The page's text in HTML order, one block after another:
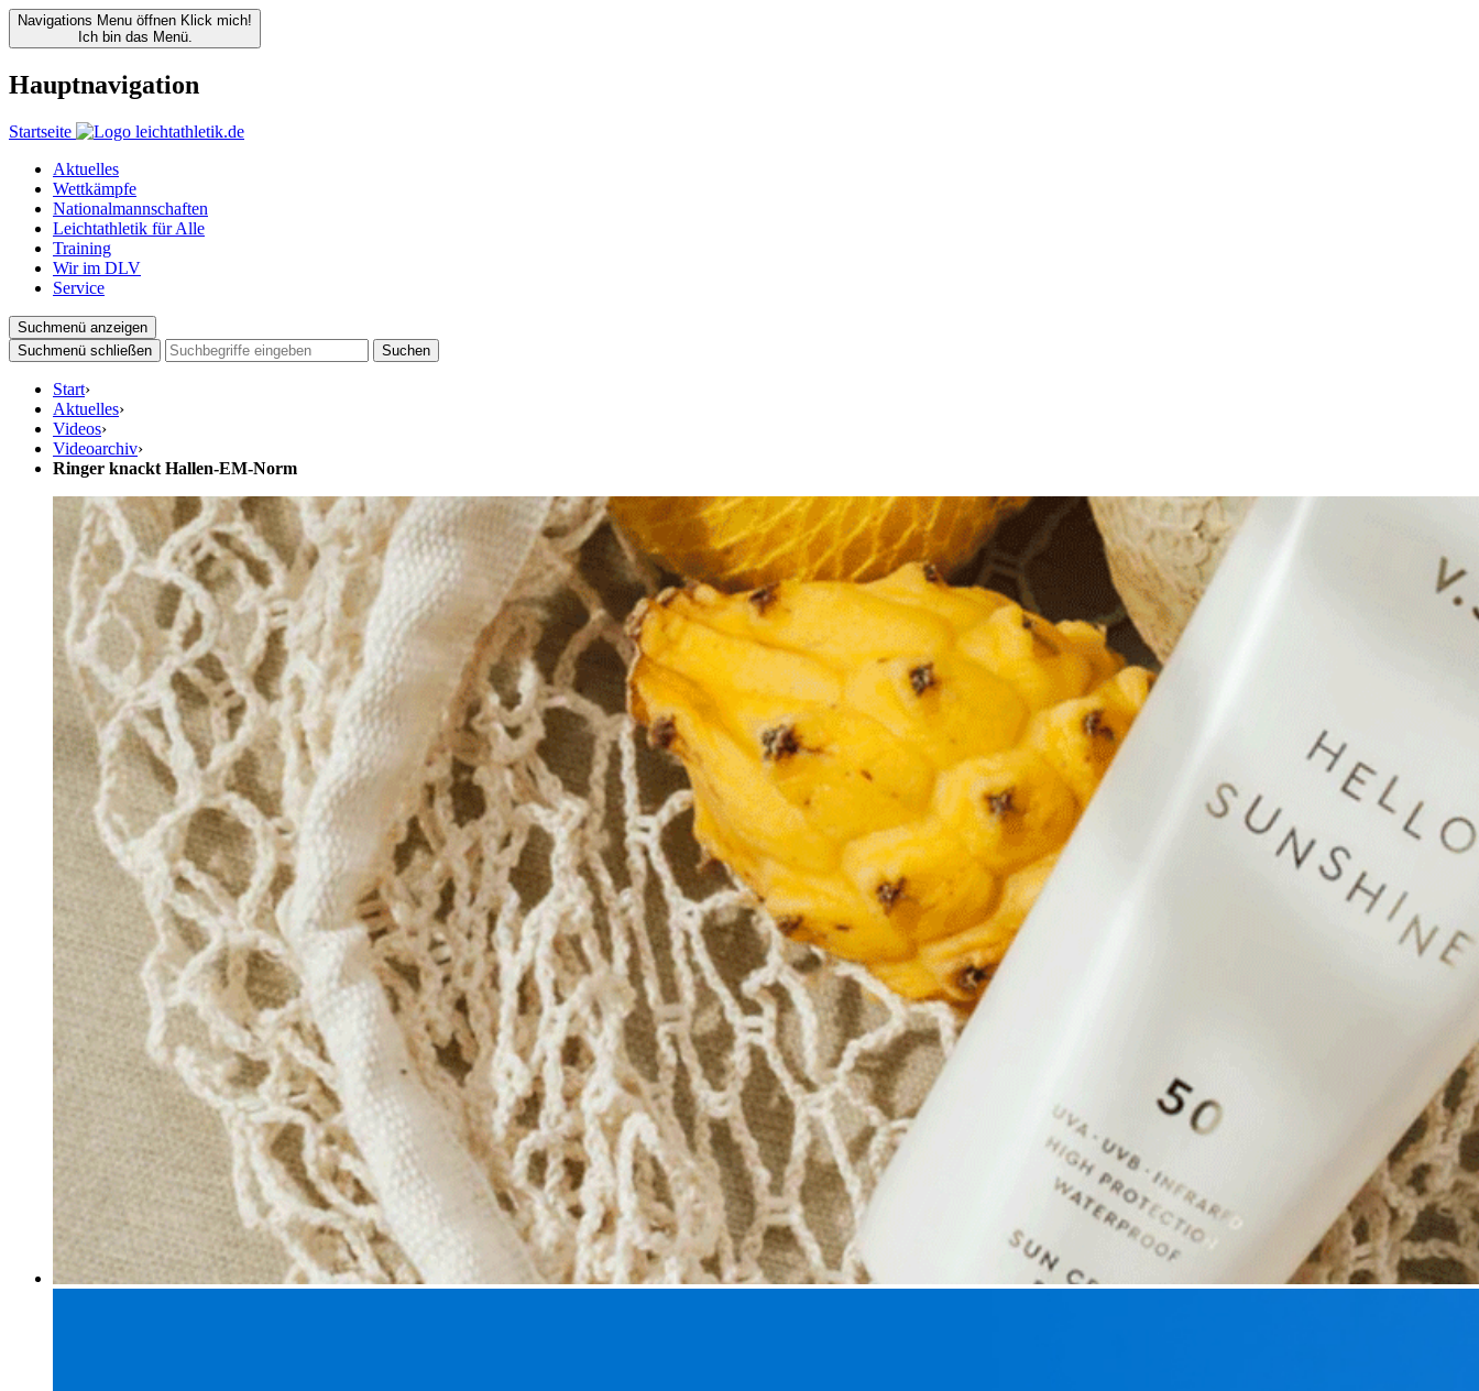
Navigations Menu öffnen Klick mich!
Ich bin das Menü.
Hauptnavigation
Startseite
Aktuelles
Wettkämpfe
Nationalmannschaften
Leichtathletik für Alle
Training
Wir im DLV
Service
Suchmenü anzeigen
Suchmenü schließen
Suchen
Start›
Aktuelles›
Videos›
Videoarchiv›
Ringer knackt Hallen-EM-Norm